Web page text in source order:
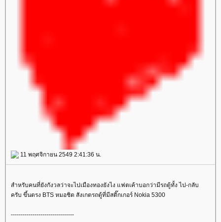
11 พฤศจิกายน 2549 2:41:36 น.
สำหรับคนที่ยังกังวลว่าจะไปเมืองทองยังไง แฟตเค้าบอกว่ามีรถตู้ทั้ง ไป-กลับ
ครับ ขึ้นตรง BTS หมอชิต สังเกตรถตู้ที่มีสติ๊กเกอร์ Nokia 5300
--------------------------------